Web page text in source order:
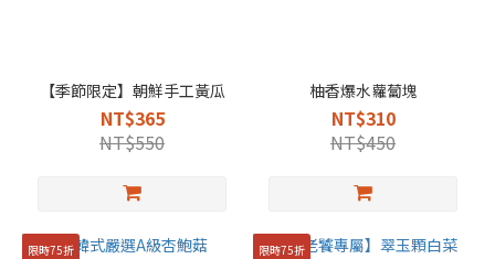
【季節限定】朝鮮手工黃瓜
NT$365
NT$550
柚香爆水蘿蔔塊
NT$310
NT$450
限時75折 限時75折